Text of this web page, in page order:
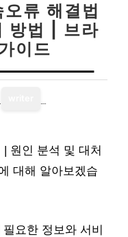
류 해결법
방법 | 브라
이드
원인 분석 및 대처
대해 알아보겠습
요한 정보와 서비